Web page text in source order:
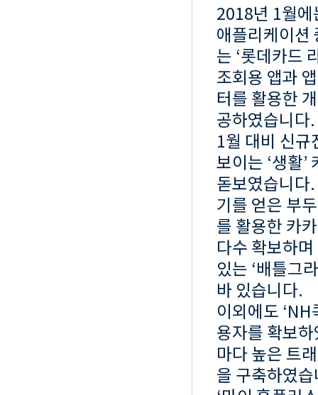
2018년 1월
애플리케이션
는 ‘롯데카드
조회용 앱과
터를 활용한
공하였습니다.
1월 대비 신
보이는 ‘생활’
돋보였습니다
기를 얻은 부
를 활용한 카
다수 확보하
있는 ‘배틀그
바 있습니다.
이외에도
용자를 확보
마다 높은 트
을 구축하였